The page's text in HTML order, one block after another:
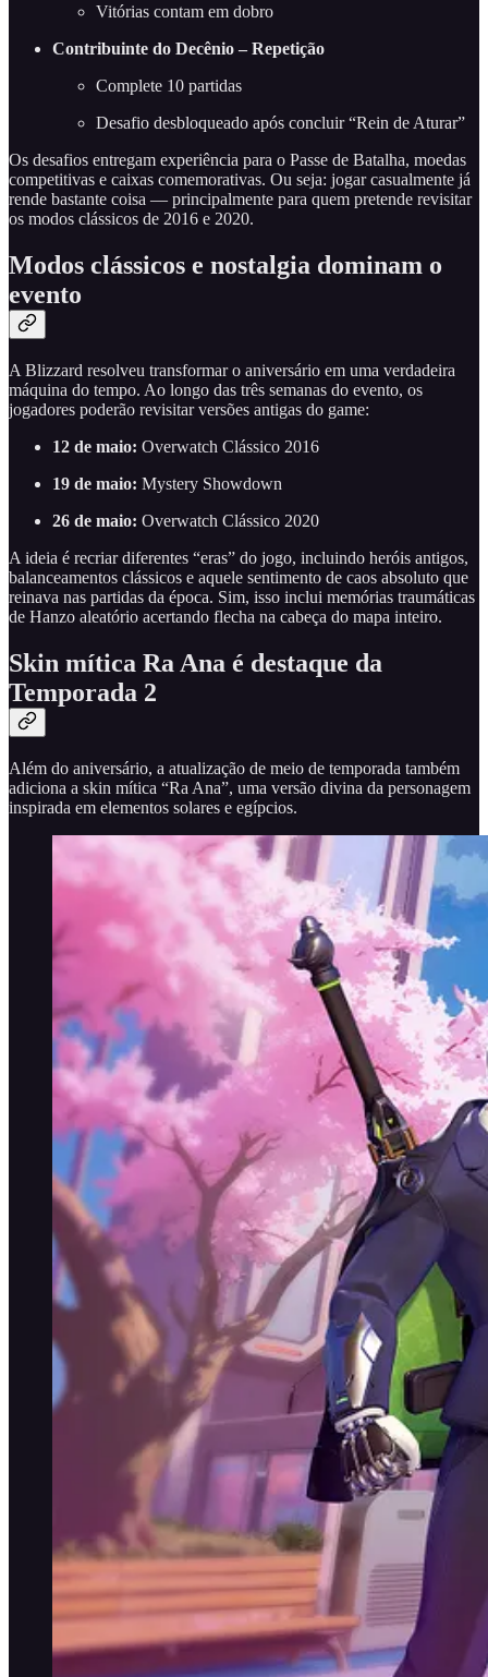
Vitórias contam em dobro
Contribuinte do Decênio – Repetição
Complete 10 partidas
Desafio desbloqueado após concluir “Rein de Aturar”
Os desafios entregam experiência para o Passe de Batalha, moedas
competitivas e caixas comemorativas. Ou seja: jogar casualmente já
rende bastante coisa — principalmente para quem pretende revisitar
os modos clássicos de 2016 e 2020.
Modos clássicos e nostalgia dominam o
evento
A Blizzard resolveu transformar o aniversário em uma verdadeira
máquina do tempo. Ao longo das três semanas do evento, os
jogadores poderão revisitar versões antigas do game:
12 de maio: Overwatch Clássico 2016
19 de maio: Mystery Showdown
26 de maio: Overwatch Clássico 2020
A ideia é recriar diferentes “eras” do jogo, incluindo heróis antigos,
balanceamentos clássicos e aquele sentimento de caos absoluto que
reinava nas partidas da época. Sim, isso inclui memórias traumáticas
de Hanzo aleatório acertando flecha na cabeça do mapa inteiro.
Skin mítica Ra Ana é destaque da
Temporada 2
Além do aniversário, a atualização de meio de temporada também
adiciona a skin mítica “Ra Ana”, uma versão divina da personagem
inspirada em elementos solares e egípcios.